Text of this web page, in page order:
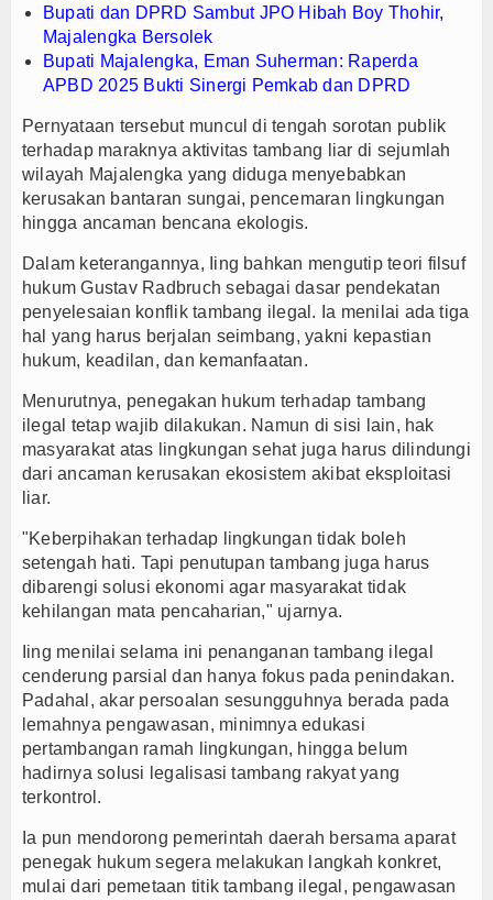
Bupati dan DPRD Sambut JPO Hibah Boy Thohir,
Majalengka Bersolek
Bupati Majalengka, Eman Suherman: Raperda
APBD 2025 Bukti Sinergi Pemkab dan DPRD
Pernyataan tersebut muncul di tengah sorotan publik
terhadap maraknya aktivitas tambang liar di sejumlah
wilayah Majalengka yang diduga menyebabkan
kerusakan bantaran sungai, pencemaran lingkungan
hingga ancaman bencana ekologis.
Dalam keterangannya, Iing bahkan mengutip teori filsuf
hukum Gustav Radbruch sebagai dasar pendekatan
penyelesaian konflik tambang ilegal. Ia menilai ada tiga
hal yang harus berjalan seimbang, yakni kepastian
hukum, keadilan, dan kemanfaatan.
Menurutnya, penegakan hukum terhadap tambang
ilegal tetap wajib dilakukan. Namun di sisi lain, hak
masyarakat atas lingkungan sehat juga harus dilindungi
dari ancaman kerusakan ekosistem akibat eksploitasi
liar.
"Keberpihakan terhadap lingkungan tidak boleh
setengah hati. Tapi penutupan tambang juga harus
dibarengi solusi ekonomi agar masyarakat tidak
kehilangan mata pencaharian," ujarnya.
Iing menilai selama ini penanganan tambang ilegal
cenderung parsial dan hanya fokus pada penindakan.
Padahal, akar persoalan sesungguhnya berada pada
lemahnya pengawasan, minimnya edukasi
pertambangan ramah lingkungan, hingga belum
hadirnya solusi legalisasi tambang rakyat yang
terkontrol.
Ia pun mendorong pemerintah daerah bersama aparat
penegak hukum segera melakukan langkah konkret,
mulai dari pemetaan titik tambang ilegal, pengawasan